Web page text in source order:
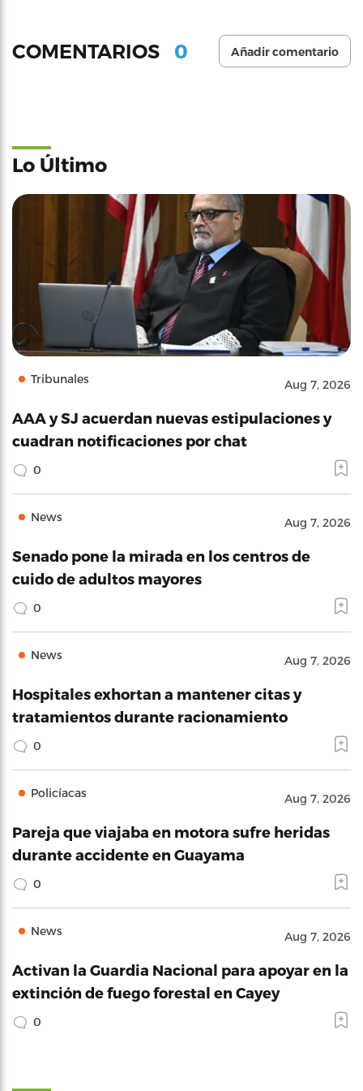
COMENTARIOS 0 Añadir comentario
Lo Último
Tribunales Aug 7, 2026
AAA y SJ acuerdan nuevas estipulaciones y
cuadran notificaciones por chat
0
News Aug 7, 2026
Senado pone la mirada en los centros de
cuido de adultos mayores
0
News Aug 7, 2026
Hospitales exhortan a mantener citas y
tratamientos durante racionamiento
0
Policíacas Aug 7, 2026
Pareja que viajaba en motora sufre heridas
durante accidente en Guayama
0
News Aug 7, 2026
Activan la Guardia Nacional para apoyar en la
extinción de fuego forestal en Cayey
0